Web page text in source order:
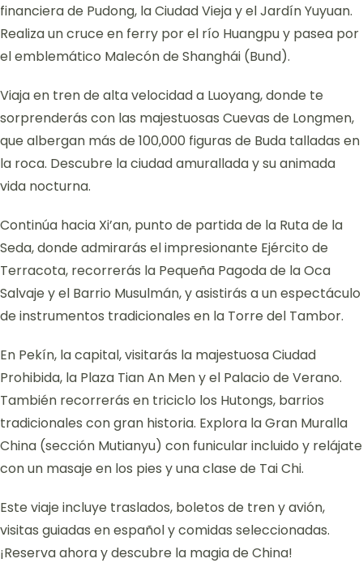
financiera de Pudong, la Ciudad Vieja y el Jardín Yuyuan.
Realiza un cruce en ferry por el río Huangpu y pasea por
el emblemático Malecón de Shanghái (Bund).
Viaja en tren de alta velocidad a Luoyang, donde te
sorprenderás con las majestuosas Cuevas de Longmen,
que albergan más de 100,000 figuras de Buda talladas en
la roca. Descubre la ciudad amurallada y su animada
vida nocturna.
Continúa hacia Xi’an, punto de partida de la Ruta de la
Seda, donde admirarás el impresionante Ejército de
Terracota, recorrerás la Pequeña Pagoda de la Oca
Salvaje y el Barrio Musulmán, y asistirás a un espectáculo
de instrumentos tradicionales en la Torre del Tambor.
En Pekín, la capital, visitarás la majestuosa Ciudad
Prohibida, la Plaza Tian An Men y el Palacio de Verano.
También recorrerás en triciclo los Hutongs, barrios
tradicionales con gran historia. Explora la Gran Muralla
China (sección Mutianyu) con funicular incluido y relájate
con un masaje en los pies y una clase de Tai Chi.
Este viaje incluye traslados, boletos de tren y avión,
visitas guiadas en español y comidas seleccionadas.
¡Reserva ahora y descubre la magia de China!